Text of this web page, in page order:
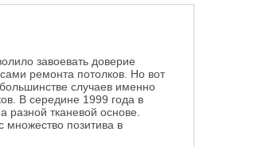
завоевать доверие
ремонта потолков. Но вот
случаев именно
В середине 1999 года в
тканевой основе.
позитива в